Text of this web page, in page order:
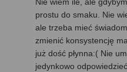
prostu do smaku. Nie
ale trzeba mieć
zmienić konsystencję
już dość płynna:( Nie
jedynkowo